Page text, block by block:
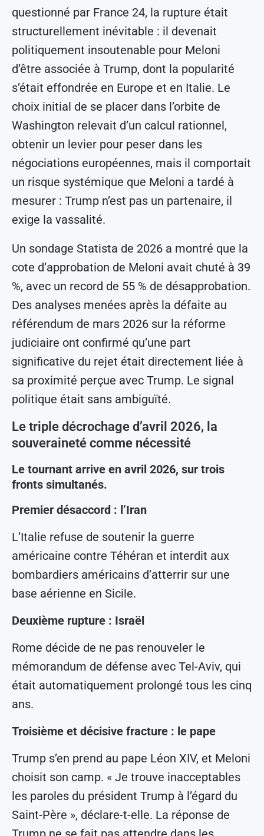
questionné par France 24, la rupture était
structurellement inévitable : il devenait
politiquement insoutenable pour Meloni
d’être associée à Trump, dont la popularité
s’était effondrée en Europe et en Italie. Le
choix initial de se placer dans l’orbite de
Washington relevait d’un calcul rationnel,
obtenir un levier pour peser dans les
négociations européennes, mais il comportait
un risque systémique que Meloni a tardé à
mesurer : Trump n’est pas un partenaire, il
exige la vassalité.
Un sondage Statista de 2026 a montré que la
cote d’approbation de Meloni avait chuté à 39
%, avec un record de 55 % de désapprobation.
Des analyses menées après la défaite au
référendum de mars 2026 sur la réforme
judiciaire ont confirmé qu’une part
significative du rejet était directement liée à
sa proximité perçue avec Trump. Le signal
politique était sans ambiguïté.
Le triple décrochage d’avril 2026, la
souveraineté comme nécessité
Le tournant arrive en avril 2026, sur trois
fronts simultanés.
Premier désaccord : l’Iran
L’Italie refuse de soutenir la guerre
américaine contre Téhéran et interdit aux
bombardiers américains d’atterrir sur une
base aérienne en Sicile.
Deuxième rupture : Israël
Rome décide de ne pas renouveler le
mémorandum de défense avec Tel-Aviv, qui
était automatiquement prolongé tous les cinq
ans.
Troisième et décisive fracture : le pape
Trump s’en prend au pape Léon XIV, et Meloni
choisit son camp. « Je trouve inacceptables
les paroles du président Trump à l’égard du
Saint-Père », déclare-t-elle. La réponse de